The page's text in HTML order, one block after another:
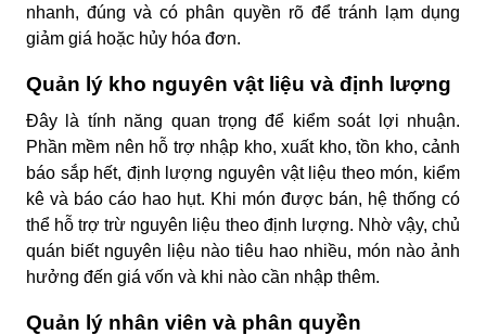
nhanh, đúng và có phân quyền rõ để tránh lạm dụng
giảm giá hoặc hủy hóa đơn.
Quản lý kho nguyên vật liệu và định lượng
Đây là tính năng quan trọng để kiểm soát lợi nhuận.
Phần mềm nên hỗ trợ nhập kho, xuất kho, tồn kho, cảnh
báo sắp hết, định lượng nguyên vật liệu theo món, kiểm
kê và báo cáo hao hụt. Khi món được bán, hệ thống có
thể hỗ trợ trừ nguyên liệu theo định lượng. Nhờ vậy, chủ
quán biết nguyên liệu nào tiêu hao nhiều, món nào ảnh
hưởng đến giá vốn và khi nào cần nhập thêm.
Quản lý nhân viên và phân quyền